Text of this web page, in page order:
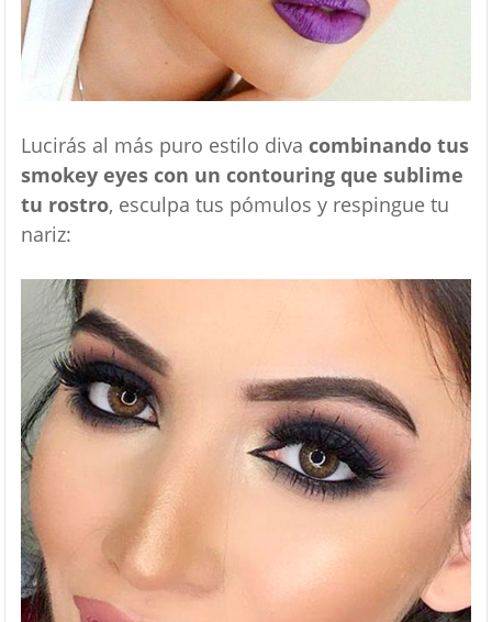
Lucirás al más puro estilo diva combinando tus
smokey eyes con un contouring que sublime
tu rostro, esculpa tus pómulos y respingue tu
nariz: